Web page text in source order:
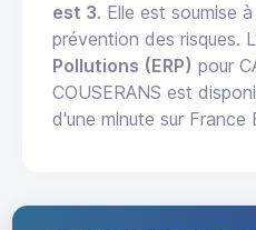
est 3. Elle est soumise
prévention des risques. L'
Pollutions (ERP) pour
COUSERANS est
d'une minute sur France